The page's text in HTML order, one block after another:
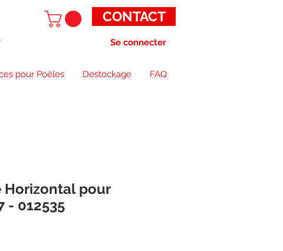
CONTACT
Se connecter
pour Poêles Destockage FAQ
Horizontal pour
- 012535